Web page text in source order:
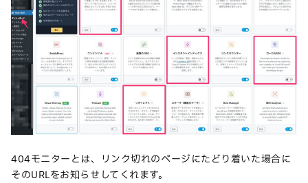
404モニターとは、リンク切れのページにたどり着いた場合に
そのURLをお知らせしてくれます。